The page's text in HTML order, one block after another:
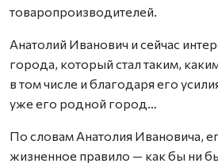
товаропроизводителей.
Анатолий Иванович и сейчас
города, который стал таким,
в том числе и благодаря его
уже его родной город…
По словам Анатолия Ивановича,
жизненное правило — как бы ни